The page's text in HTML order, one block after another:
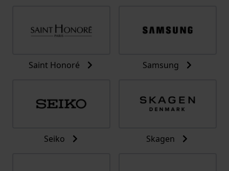
Saint Honoré Samsung
Seiko Skagen